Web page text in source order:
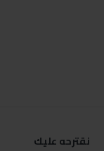
نقترحه عليك